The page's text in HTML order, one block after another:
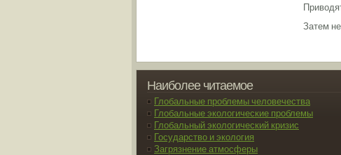
Затем
Наиболее читаемое
Глобальные проблемы человечества
Глобальные экологические проблемы
Глобальный экологический кризис
Государство и экология
Загрязнение атмосферы